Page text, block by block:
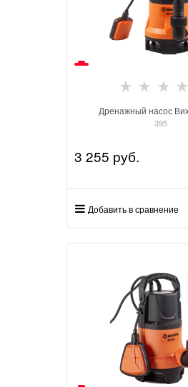
Дренажный насос
395
3 255 руб.
Добавить в сравнение